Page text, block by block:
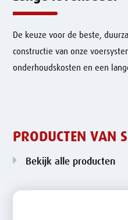
De keuze voor de beste,
constructie van onze
onderhoudskosten en een
PRODUCTEN VAN
Bekijk alle producten